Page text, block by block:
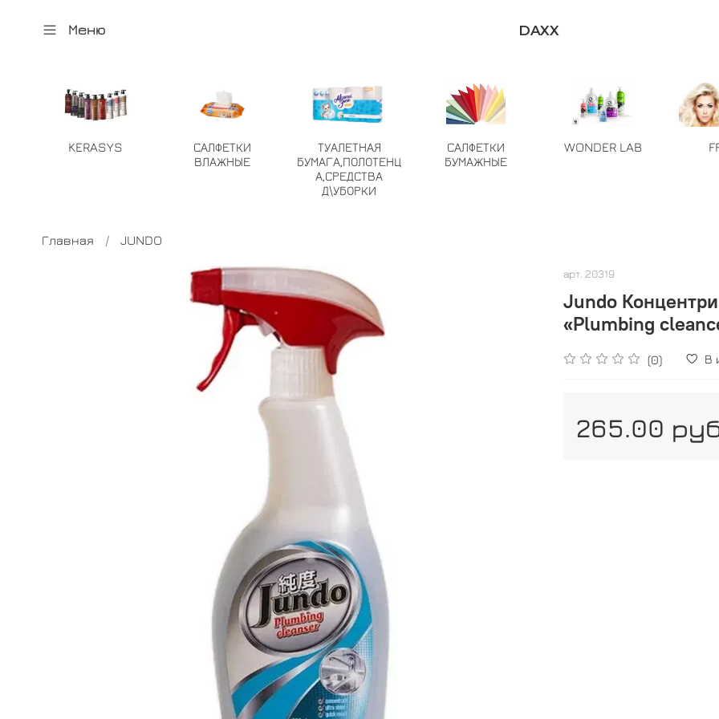
Меню DAXX
KERASYS
САЛФЕТКИ
ВЛАЖНЫЕ
ТУАЛЕТНАЯ
БУМАГА,ПОЛОТЕНЦ
А,СРЕДСТВА
Д\УБОРКИ
САЛФЕТКИ
БУМАЖНЫЕ
WONDER LAB
Главная JUNDO
арт. 20319
Jundo
«Plumbing
(0) В
265.00